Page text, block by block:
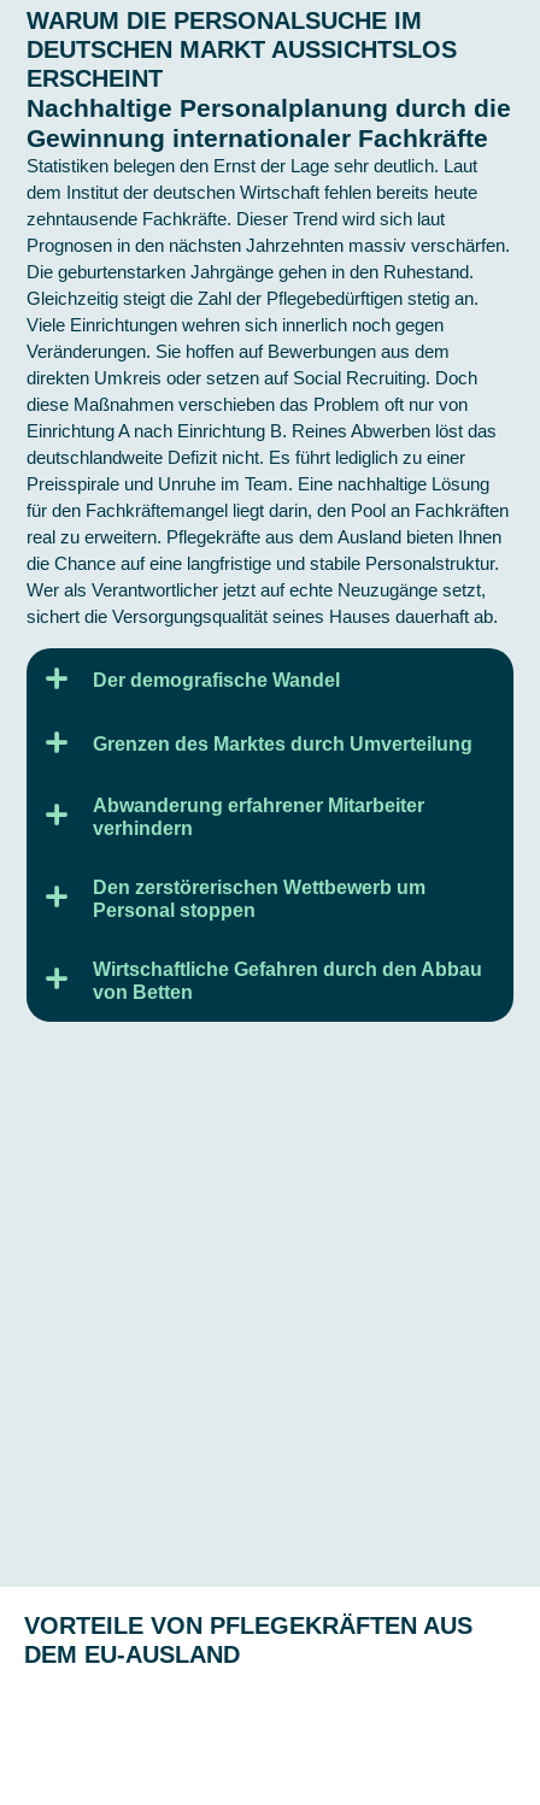
WARUM DIE PERSONALSUCHE IM
DEUTSCHEN MARKT AUSSICHTSLOS
ERSCHEINT
Nachhaltige Personalplanung durch die
Gewinnung internationaler Fachkräfte
Statistiken belegen den Ernst der Lage sehr deutlich. Laut
dem Institut der deutschen Wirtschaft fehlen bereits heute
zehntausende Fachkräfte. Dieser Trend wird sich laut
Prognosen in den nächsten Jahrzehnten massiv verschärfen.
Die geburtenstarken Jahrgänge gehen in den Ruhestand.
Gleichzeitig steigt die Zahl der Pflegebedürftigen stetig an.
Viele Einrichtungen wehren sich innerlich noch gegen
Veränderungen. Sie hoffen auf Bewerbungen aus dem
direkten Umkreis oder setzen auf Social Recruiting. Doch
diese Maßnahmen verschieben das Problem oft nur von
Einrichtung A nach Einrichtung B. Reines Abwerben löst das
deutschlandweite Defizit nicht. Es führt lediglich zu einer
Preisspirale und Unruhe im Team. Eine nachhaltige Lösung
für den Fachkräftemangel liegt darin, den Pool an Fachkräften
real zu erweitern. Pflegekräfte aus dem Ausland bieten Ihnen
die Chance auf eine langfristige und stabile Personalstruktur.
Wer als Verantwortlicher jetzt auf echte Neuzugänge setzt,
sichert die Versorgungsqualität seines Hauses dauerhaft ab.
Der demografische Wandel
Grenzen des Marktes durch Umverteilung
Abwanderung erfahrener Mitarbeiter
verhindern
Den zerstörerischen Wettbewerb um
Personal stoppen
Wirtschaftliche Gefahren durch den Abbau
von Betten
VORTEILE VON PFLEGEKRÄFTEN AUS
DEM EU-AUSLAND